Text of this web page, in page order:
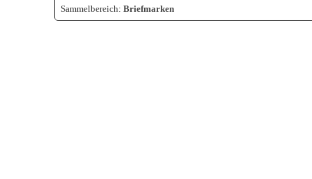
Sammelbereich: Briefmarken